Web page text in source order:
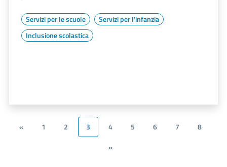
Servizi per le scuole
Servizi per l'infanzia
Inclusione scolastica
« 1 2 3 4 5 6 7
8
»